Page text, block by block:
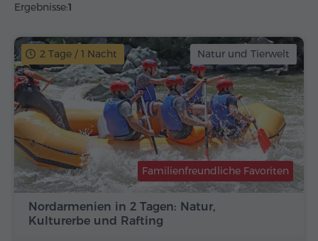
Ergebnisse:1
2 Tage / 1 Nacht Natur und Tierwelt
Nordarmenien in 2 Tagen: Natur,
Kulturerbe und Rafting
Familienfreundliche Favoriten